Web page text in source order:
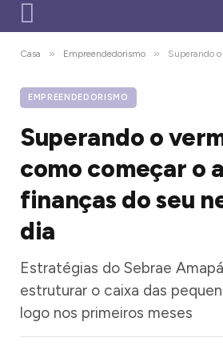
Casa » Empreendedorismo » Superando o vermelho:
EMPREENDEDORISMO
Superando o
como começar o
finanças do seu
dia
Estratégias do Sebrae
estruturar o caixa das
logo nos primeiros meses